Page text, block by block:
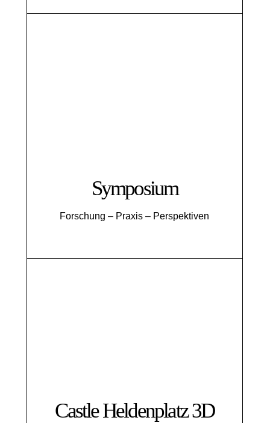
Symposium
Forschung – Praxis – Perspektiven
Castle Heldenplatz 3D